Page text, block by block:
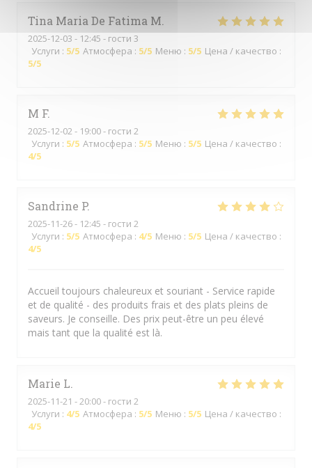
Tina Maria De Fatima M
2025-12-03 - 12:45 - гости 3
Услуги : 5/5 Атмосфера : 5/5 Меню : 5/5 Цена / качество :
5/5
M F
2025-12-02 - 19:00 - гости 2
Услуги : 5/5 Атмосфера : 5/5 Меню : 5/5 Цена / качество :
4/5
Sandrine P
2025-11-26- 12:45 - гости 2
Услуги : 5/5 Атмосфера : 4/5 Меню : 5/5 Цена / качество :
4/5
Accueil toujours chaleureux et souriant - Service rapide
et de qualité - des produits frais et des plats pleins de
saveurs. Je conseille. Des prix peut-être un peu élevé
mais tant que la qualité est là.
Marie L
2025-11-21 - 20:00 - гости 2
Услуги : 4/5 Атмосфера : 5/5 Меню : 5/5 Цена / качество :
4/5